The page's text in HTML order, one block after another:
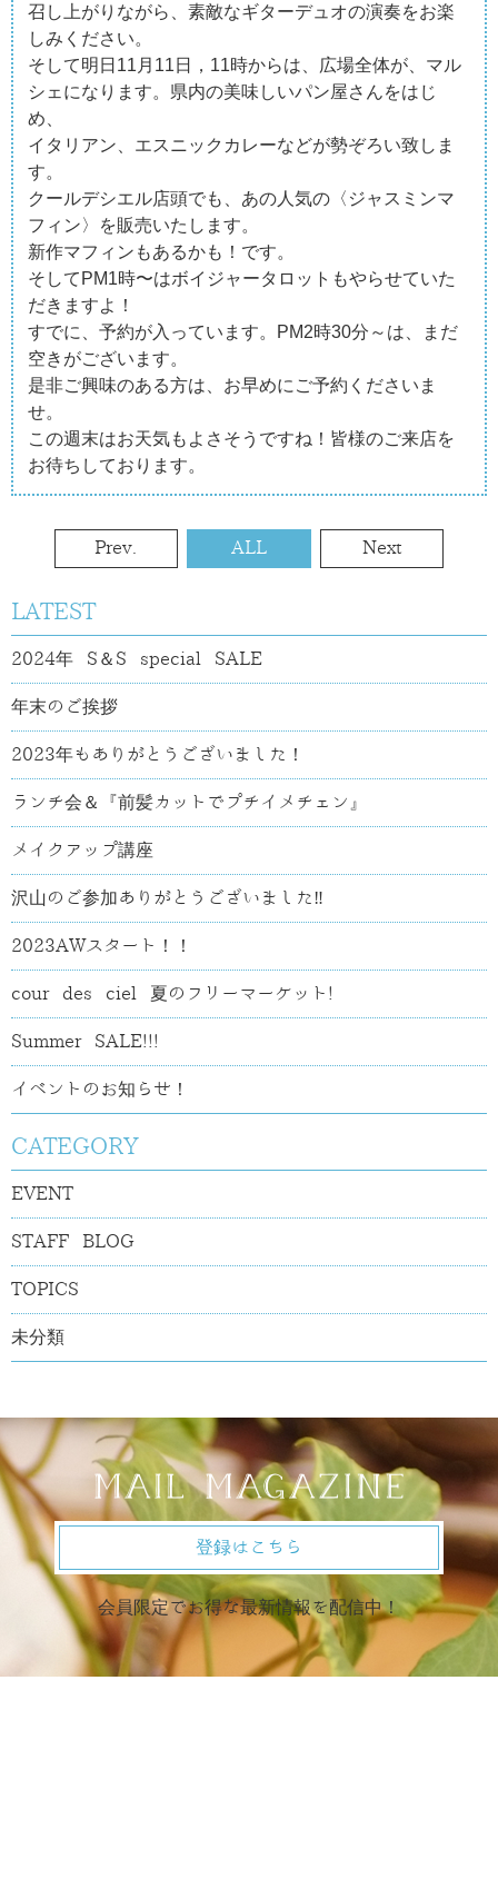
召し上がりながら、素敵なギターデュオの演奏をお楽
しみください。
そして明日11月11日，11時からは、広場全体が、マル
シェになります。県内の美味しいパン屋さんをはじ
め、
イタリアン、エスニックカレーなどが勢ぞろい致しま
す。
クールデシエル店頭でも、あの人気の〈ジャスミンマ
フィン〉を販売いたします。
新作マフィンもあるかも！です。
そしてPM1時〜はボイジャータロットもやらせていた
だきますよ！
すでに、予約が入っています。PM2時30分～は、まだ
空きがございます。
是非ご興味のある方は、お早めにご予約くださいま
せ。
この週末はお天気もよさそうですね！皆様のご来店を
お待ちしております。
Prev. ALL Next
LATEST
2024年 S＆S special SALE
年末のご挨拶
2023年もありがとうございました！
ランチ会＆『前髪カットでプチイメチェン』
メイクアップ講座
沢山のご参加ありがとうございました‼
2023AWスタート！！
cour des ciel 夏のフリーマーケット!
Summer SALE!!!
イベントのお知らせ！
CATEGORY
EVENT
STAFF BLOG
TOPICS
未分類
登録はこちら
会員限定でお得な最新情報を配信中！